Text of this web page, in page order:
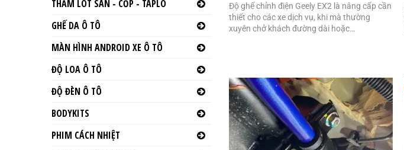
Độ ghế chỉnh điện Geely EX2 là nâng cấp cần
thiết cho các xe dịch vụ, khi mà thường
xuyên chở khách đường dài hoặc…
THẢM LÓT SÀN - CỐP - TAPLO
GHẾ DA Ô TÔ
MÀN HÌNH ANDROID XE Ô TÔ
ĐỘ LOA Ô TÔ
ĐỘ ĐÈN Ô TÔ
BODYKITS
PHIM CÁCH NHIỆT